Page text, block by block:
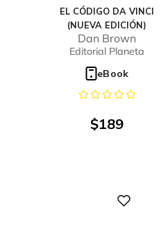
EL CÓDIGO DA VINCI
(NUEVA EDICIÓN)
Dan Brown
Editorial Planeta
eBook
$189